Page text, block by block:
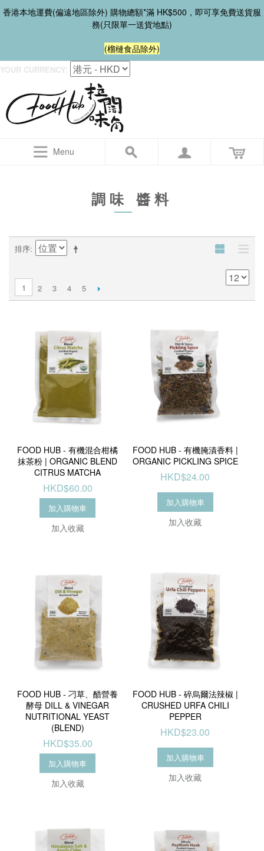
香港本地運費(偏遠地區除外) 購物總額*滿 HK$500，即可享免費送貨服
務(只限單一送貨地點)
(榴槤食品除外)
YOUR CURRENCY:
Menu
調味 醬料
排序
1 2 3 4 5
FOOD HUB - 有機混合柑橘
抹茶粉 | ORGANIC BLEND
CITRUS MATCHA
HKD$60.00
加入購物車
加入收藏
FOOD HUB - 有機腌漬香料 |
ORGANIC PICKLING SPICE
HKD$24.00
加入購物車
加入收藏
FOOD HUB - 刁草、醋營養
酵母 DILL & VINEGAR
NUTRITIONAL YEAST
(BLEND)
HKD$35.00
加入購物車
加入收藏
FOOD HUB - 碎烏爾法辣椒 |
CRUSHED URFA CHILI
PEPPER
HKD$23.00
加入購物車
加入收藏